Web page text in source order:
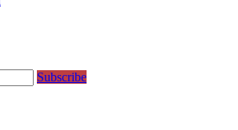
Subscribe